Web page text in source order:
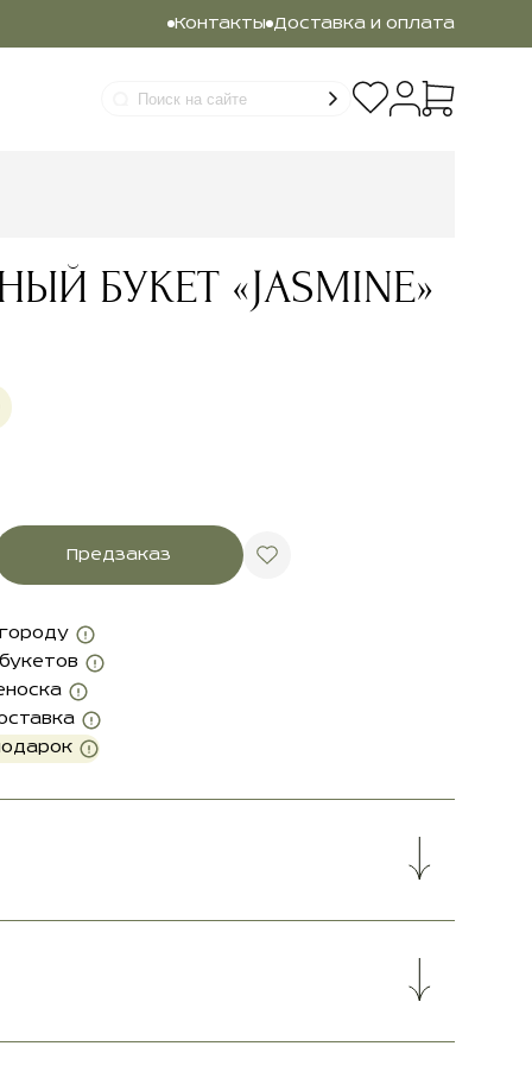
Контакты Доставка и оплата
БУКЕТ «JASMINE»
Предзаказ